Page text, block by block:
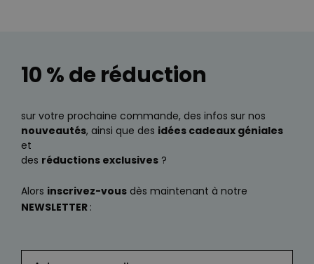
10 % de réduction
sur votre prochaine commande, des infos sur nos
nouveautés, ainsi que des idées cadeaux géniales
et
des réductions exclusives ?
Alors inscrivez-vous dès maintenant à notre
NEWSLETTER :